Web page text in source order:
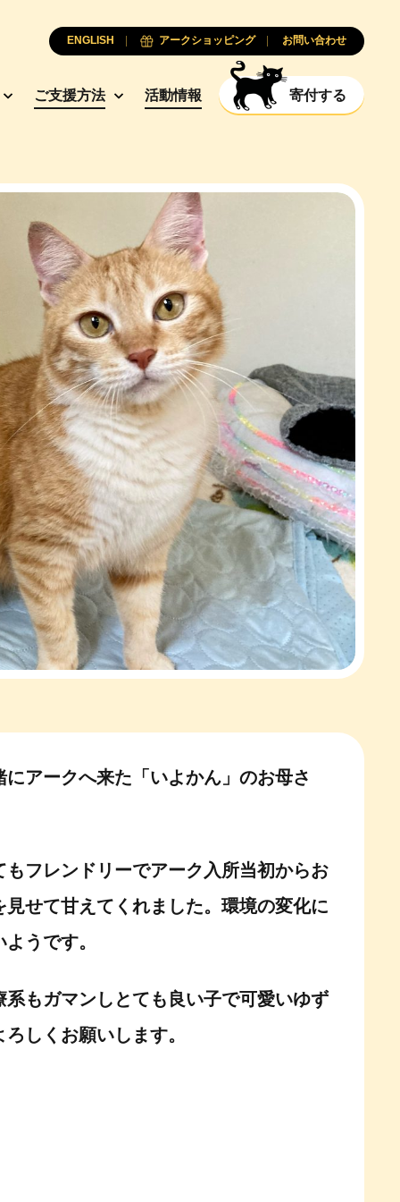
ご支援方法 活動情報 寄付する
ENGLISH アークショッピング お問い合わせ
にアークへ来た「いよかん」のお母さ
もフレンドリーでアーク入所当初からお
見せて甘えてくれました。環境の変化に
ようです。
系もガマンしとても良い子で可愛いゆず
ろしくお願いします。